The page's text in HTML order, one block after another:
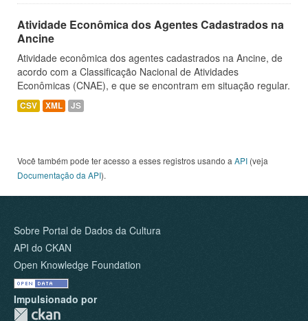
Atividade Econômica dos Agentes Cadastrados na
Ancine
Atividade econômica dos agentes cadastrados na Ancine, de
acordo com a Classificação Nacional de Atividades
Econômicas (CNAE), e que se encontram em situação regular.
CSV XML JS
Você também pode ter acesso a esses registros usando a API (veja
Documentação da API).
Sobre Portal de Dados da Cultura
API do CKAN
Open Knowledge Foundation
Impulsionado por